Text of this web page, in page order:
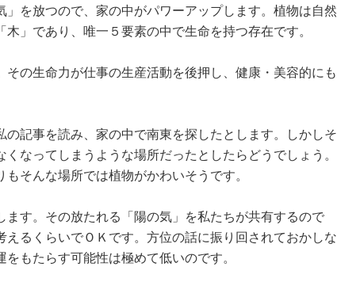
を放つので、家の中がパワーアップします。植物は自然
」であり、唯一５要素の中で生命を持つ存在です。
の生命力が仕事の生産活動を後押し、健康・美容的にも
の記事を読み、家の中で南東を探したとします。しかしそ
なってしまうような場所だったとしたらどうでしょう。
そんな場所では植物がかわいそうです。
す。その放たれる「陽の気」を私たちが共有するので
るくらいでＯＫです。方位の話に振り回されておかしな
もたらす可能性は極めて低いのです。